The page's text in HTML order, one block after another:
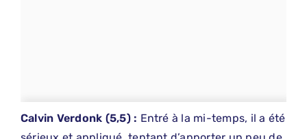
Calvin Verdonk (5,5) : Entré à la mi-temps, il a été